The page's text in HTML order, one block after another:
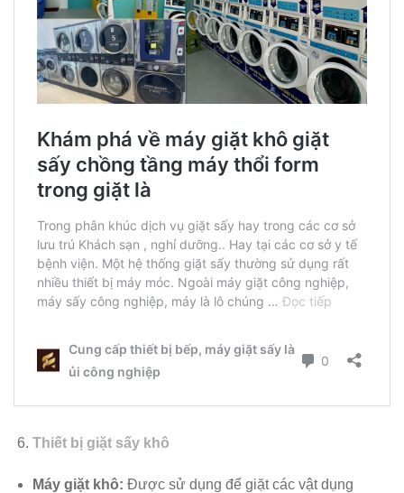
Thiết bị giặt sấy khô
Máy giặt khô: Được sử dụng để giặt các vật dụng